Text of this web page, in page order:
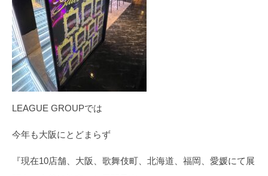
LEAGUE GROUPでは
今年も大阪にとどまらず
『現在10店舗、大阪、歌舞伎町、北海道、福岡、愛媛にて展